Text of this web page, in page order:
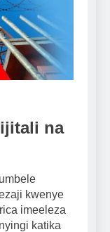
na
kwenye
imeeleza
katika